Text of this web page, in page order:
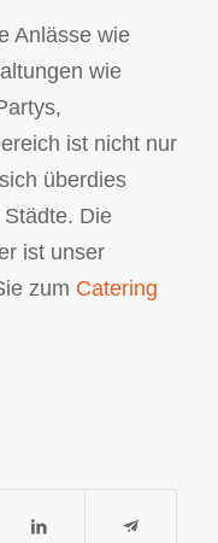
Anlässe wie
wie
ist nicht nur
überdies
Die
ist unser
zum Catering